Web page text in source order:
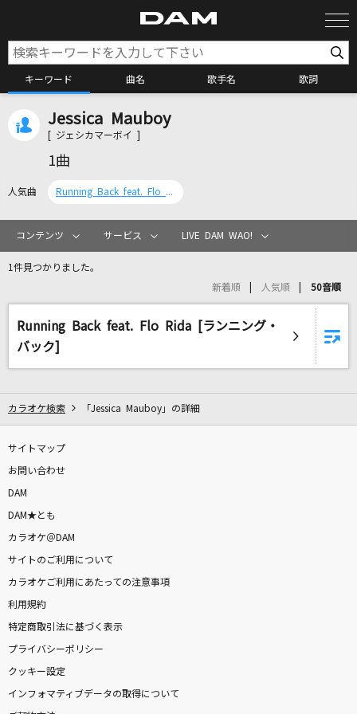
キーワード 曲名 歌手名 歌詞
カラオケ検索
カラオケリクエスト
リアルタイムで歌われている曲の一覧
白色蜉蝣
Aimer(エメ)
君がドアを閉めた後
back number
[生音]サウダージ
ポルノグラフィティ
Let's take it someday
Jessica Mauboy
[ ジェシカマーボイ ]
1曲
人気曲 Running Back feat. Flo Rida [ランニング・バック]
コンテンツ サービス LIVE DAM WAO!
1件見つかりました。
新着順 人気順 50音順
Running Back feat. Flo Rida [ランニング・
バック]
カラオケ検索 「Jessica Mauboy」の詳細
サイトマップ
お問い合わせ
DAM
DAM★とも
カラオケ＠DAM
サイトのご利用について
カラオケご利用にあたっての注意事項
利用規約
特定商取引法に基づく表示
プライバシーポリシー
クッキー設定
インフォマティブデータの取得について